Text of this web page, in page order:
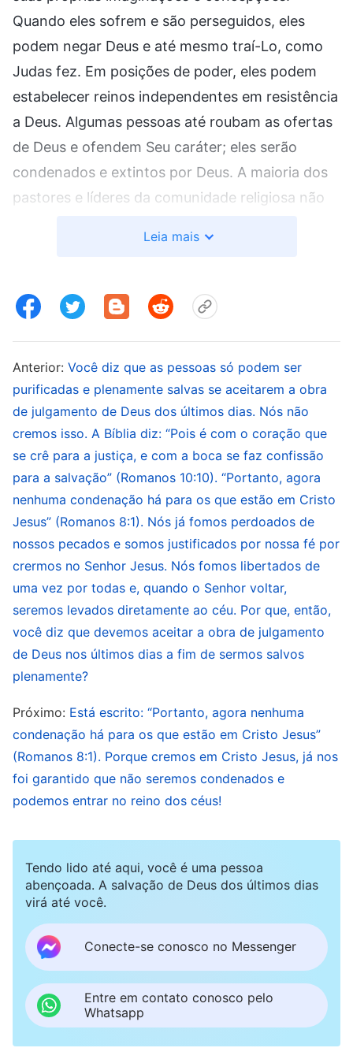
Quando eles sofrem e são perseguidos, eles
podem negar Deus e até mesmo traí-Lo, como
Judas fez. Em posições de poder, eles podem
estabelecer reinos independentes em resistência
a Deus. Algumas pessoas até roubam as ofertas
de Deus e ofendem Seu caráter; eles serão
condenados e extintos por Deus. A maioria dos
pastores e líderes da comunidade religiosa não
interpretam a Bíblia com base em suas
Bíblia como as de Deus. Eles exaltam as palavras
dos homens em vez de testificar as do Senhor
homens e sigam os homens e não guardem lugar
em seus corações para o Senhor Jesus. Esses
crentes ficam presos sob o domínio desses
líderes. Isso é verdade quando o Senhor Jesus
retorna para fazer Sua obra de julgamento.
Esses pastores e líderes não buscam ou estudam
a obra de Deus. Em vez disso, condenam Sua
obra, julgam-No e blasfemam contra Ele,
inventam várias mentiras para enganar os
crentes e isolar a igreja; publicamente tomam
Deus como seu inimigo e ofendem o caráter de
Deus. Essa é a mais séria resistência a Deus que
existe, um pecado que não pode ser perdoado!
notório que o dos fariseus em resistência ao
Senhor Jesus! Assim sendo, se a natureza das
pessoas que resistem a Deus não for resolvida,
se seu caráter satânico corrupto não for
entrar no reino de Deus? Portanto, de acordo
com Seu plano de gestão para salvar a
humanidade e de acordo com suas necessidades
corruptas, Deus expressa muitos aspectos
Sua obra que cumpre a profecia da Bíblia: “O
julgamento deve começar na casa de Deus”, e é
Leia mais
Anterior: Você diz que as pessoas só podem ser
purificadas e plenamente salvas se aceitarem a obra
de julgamento de Deus dos últimos dias. Nós não
cremos isso. A Bíblia diz: “Pois é com o coração que
se crê para a justiça, e com a boca se faz confissão
para a salvação” (Romanos 10:10). “Portanto, agora
nenhuma condenação há para os que estão em Cristo
Jesus” (Romanos 8:1). Nós já fomos perdoados de
nossos pecados e somos justificados por nossa fé por
crermos no Senhor Jesus. Nós fomos libertados de
uma vez por todas e, quando o Senhor voltar,
seremos levados diretamente ao céu. Por que, então,
você diz que devemos aceitar a obra de julgamento
de Deus nos últimos dias a fim de sermos salvos
plenamente?
Próximo: Está escrito: “Portanto, agora nenhuma
condenação há para os que estão em Cristo Jesus”
(Romanos 8:1). Porque cremos em Cristo Jesus, já nos
foi garantido que não seremos condenados e
podemos entrar no reino dos céus!
Tendo lido até aqui, você é uma pessoa
abençoada. A salvação de Deus dos últimos dias
virá até você.
Conecte-se conosco no Messenger
Entre em contato conosco pelo
Whatsapp